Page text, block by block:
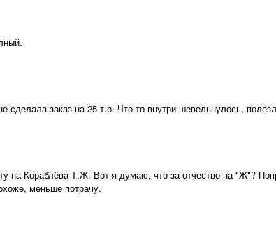
сделала заказ на 25 т.р. Что-то внутри шевельнулось,
на Кораблёва Т.Ж. Вот я думаю, что за отчество на "Ж"?
меньше потрачу.